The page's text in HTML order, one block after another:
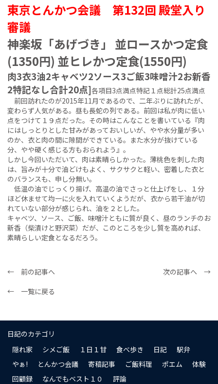
東京とんかつ会議 第132回 殿堂入り
審議
神楽坂「あげづき」 並ロースかつ定食
(1350円) 並ヒレかつ定食(1550円)
肉3衣3油2キャベツ2ソース3ご飯3味噌汁2お新香
2特記なし合計20点]各項目3点満点特記１点総計25点満点
前回訪れたのが2015年11月であるので、二年ぶりに訪れたが、
変わらず人気がある。昼も長蛇の列である。前回は私が肉に低い
点をつけて１９点だった。その時はこんなことを書いている『肉
にはしっとりとした甘みがあっておいしいが、やや水分量が多い
のか、衣と肉の間に隙間ができている。また水分が抜けている
分、やや硬く感じる方もおられよう』。
しかし今回いただいて、肉は素晴らしかった。薄桃色を刺した肉
は、旨みが十分で油どけもよく、サクサクと軽い、密着した衣と
のバランスも、申し分無い。
低温の油でじっくり揚げ、高温の油でさっと仕上げをし、１分
ほど休ませて均一に火を入れていくようだが、衣から若干油が切
れていない部分が感じられ、油を２とした。
キャベツ、ソース、ご飯、味噌汁ともに質が良く、昼のランチのお
新香（柴漬けと野沢菜）だが、このところを少し質を高めれば、
素晴らしい定食となるだろう。
← 前の記事へ
次の記事へ →
← 一覧に戻る
日記のカテゴリ
隠れ家
シメご飯 １日１甘 食べ歩き 日記
駅弁
やぁ!
とんかつ会議 寄稿記事 ご飯料理 ポエム
体験
回顧録
なんでもベスト１０ 評論